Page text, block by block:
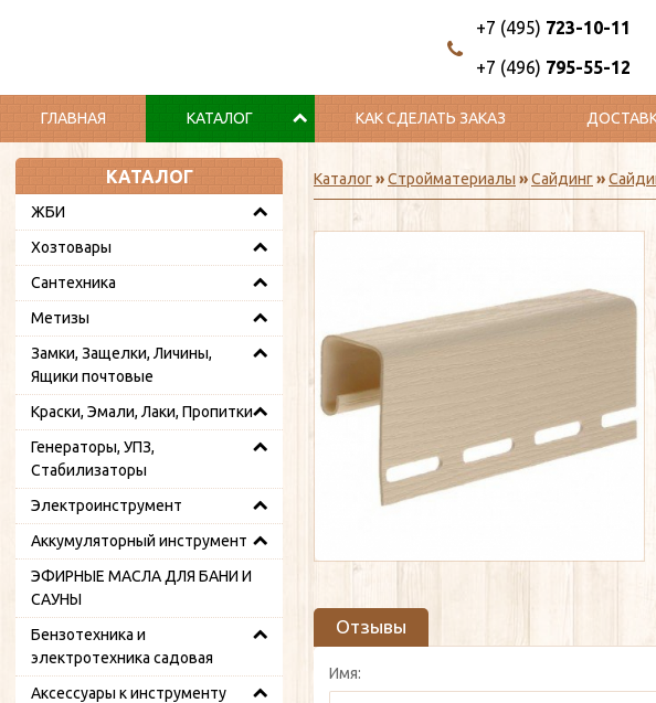
+7 (495) 723-10-11
+7 (496) 795-55-12
ГЛАВНАЯ КАТАЛОГ КАК СДЕЛАТЬ ЗАКАЗ
КАТАЛОГ
ЖБИ
Хозтовары
Сантехника
Метизы
Замки, Защелки, Личины,
Ящики почтовые
Краски, Эмали, Лаки, Пропитки
Генераторы, УПЗ,
Стабилизаторы
Электроинструмент
Аккумуляторный инструмент
ЭФИРНЫЕ МАСЛА ДЛЯ БАНИ И
САУНЫ
Бензотехника и
электротехника садовая
Аксессуары к инструменту
Каталог»Стройматериалы »Сайдинг»
Отзывы
Имя: